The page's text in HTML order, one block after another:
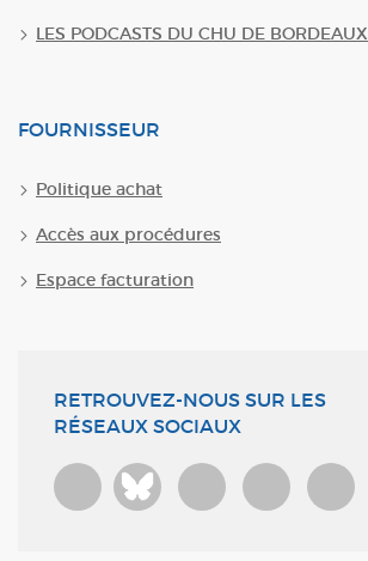
LES PODCASTS DU CHU DE BORDEAUX
FOURNISSEUR
Politique achat
Accès aux procédures
Espace facturation
RETROUVEZ-NOUS SUR LES
RÉSEAUX SOCIAUX
Bluesky